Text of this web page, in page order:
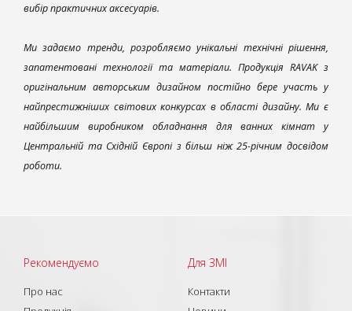
вибір практичних аксесуарів.
Ми задаємо тренди, розробляємо унікальні технічні рішення,
запатентовані технології та матеріали. Продукція RAVAK з
оригінальним авторським дизайном постійно бере участь у
найпрестижніших світових конкурсах в області дизайну. Ми є
найбільшим виробником обладнання для ванних кімнат у
Центральній та Східній Європі з більш ніж 25-річним досвідом
роботи.
Рекомендуємо
Про нас
Для ЗМІ
Контакти